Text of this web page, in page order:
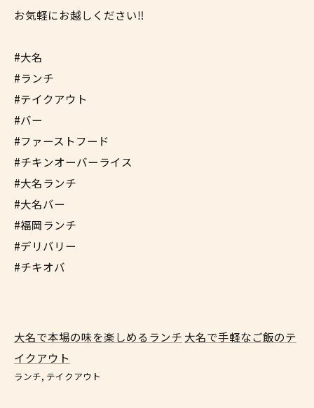
お気軽にお越しください‼︎
#大名
#ランチ
#テイクアウト
#バー
#ファーストフード
#チキンオーバーライス
#大名ランチ
#大名バー
#福岡ランチ
#デリバリー
#チキオバ
大名で本場の味を楽しめるランチ 大名で手軽なご飯のテ
イクアウト
ランチ テイクアウト